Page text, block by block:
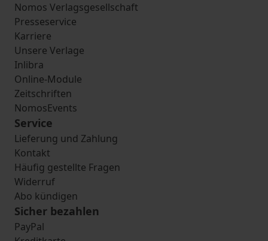
Nomos Verlagsgesellschaft
Presseservice
Karriere
Unsere Verlage
Inlibra
Online-Module
Zeitschriften
NomosEvents
Service
Lieferung und Zahlung
Kontakt
Häufig gestellte Fragen
Widerruf
Abo kündigen
Sicher bezahlen
PayPal